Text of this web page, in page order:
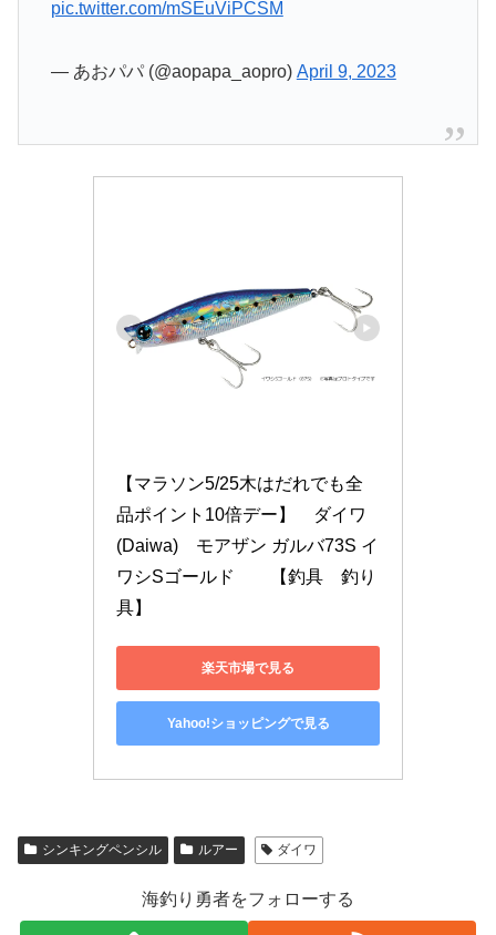
pic.twitter.com/mSEuViPCSM
— あおパパ (@aopapa_aopro) April 9, 2023
【マラソン5/25木はだれでも全
品ポイント10倍デー】　ダイワ
(Daiwa)　モアザン ガルバ73S イ
ワシSゴールド　　【釣具　釣り
具】
楽天市場で見る
Yahoo!ショッピングで見る
シンキングペンシル ルアー ダイワ
海釣り勇者をフォローする